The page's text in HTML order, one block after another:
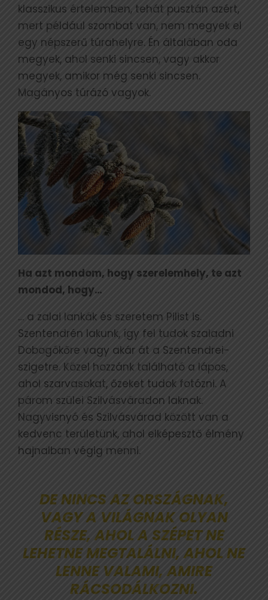
klasszikus értelemben, tehát pusztán azért,
mert például szombat van, nem megyek el
egy népszerű túrahelyre. Én általában oda
megyek, ahol senki sincsen, vagy akkor
megyek, amikor még senki sincsen.
Magányos túrázó vagyok.
Ha azt mondom, hogy szerelemhely, te azt
mondod, hogy…
… a zalai lankák és szeretem Pilist is.
Szentendrén lakunk, így fel tudok szaladni
Dobogókőre vagy akár át a Szentendrei-
szigetre. Közel hozzánk található a lápos,
ahol szarvasokat, őzeket tudok fotózni. A
párom szülei Szilvásváradon laknak.
Nagyvisnyó és Szilvásvárad között van a
kedvenc területünk, ahol elképesztő élmény
hajnalban végig menni.
DE NINCS AZ ORSZÁGNAK,
VAGY A VILÁGNAK OLYAN
RÉSZE, AHOL A SZÉPET NE
LEHETNE MEGTALÁLNI, AHOL NE
LENNE VALAMI, AMIRE
RÁCSODÁLKOZNI.